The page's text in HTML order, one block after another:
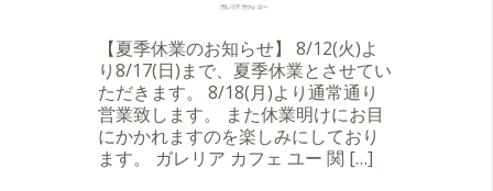
【夏季休業のお知らせ】 8/12(火)よ
り8/17(日)まで、夏季休業とさせてい
ただきます。 8/18(月)より通常通り
営業致します。 また休業明けにお目
にかかれますのを楽しみにしており
ます。 ガレリア カフェ ユー 関 […]